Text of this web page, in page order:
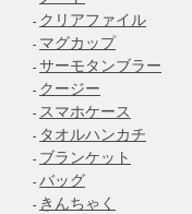
クリアファイル
マグカップ
サーモタンブラー
クージー
スマホケース
タオルハンカチ
ブランケット
バッグ
きんちゃく